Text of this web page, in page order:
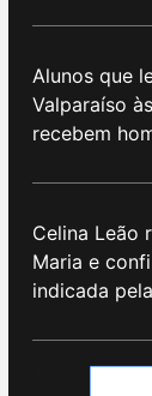
Alunos que
Valparaíso
recebem
Celina Leão
Maria e
indicada